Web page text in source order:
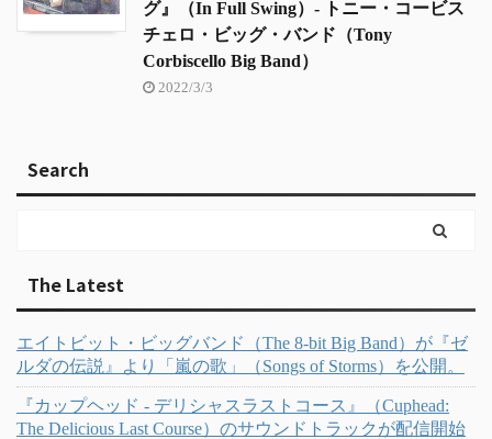
グ』（In Full Swing）- トニー・コービス
チェロ・ビッグ・バンド（Tony
Corbiscello Big Band）
2022/3/3
Search
The Latest
エイトビット・ビッグバンド（The 8-bit Big Band）が『ゼ
ルダの伝説』より「嵐の歌」（Songs of Storms）を公開。
『カップヘッド - デリシャスラストコース』（Cuphead:
The Delicious Last Course）のサウンドトラックが配信開始